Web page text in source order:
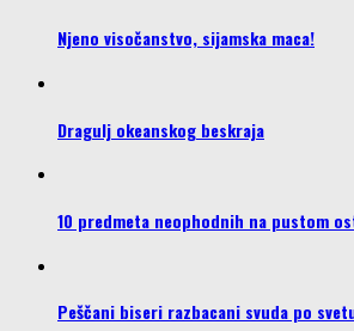
Njeno visočanstvo, sijamska maca!
Dragulj okeanskog beskraja
10 predmeta neophodnih na pustom
Peščani biseri razbacani svuda po